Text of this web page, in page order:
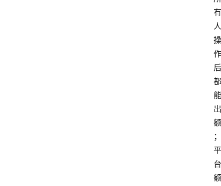
有
人
操
作
后
都
能
出
额
；
平
台
额